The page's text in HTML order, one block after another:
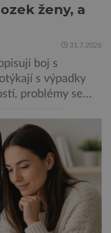
ženy, a
31.7.2026
boj s
s výpadky
problémy se
péči o
že za tím
těhotenstvím!
angličtině […]